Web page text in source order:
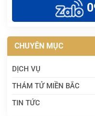
CHUYÊN MỤC
DỊCH VỤ
THÁM TỬ MIỀN BẮC
TIN TỨC